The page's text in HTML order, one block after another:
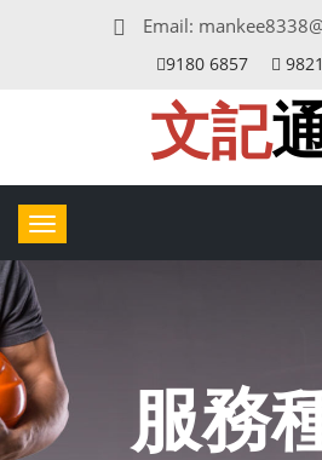
Email:
9180 6857
文記
Toggle
navigation
服務